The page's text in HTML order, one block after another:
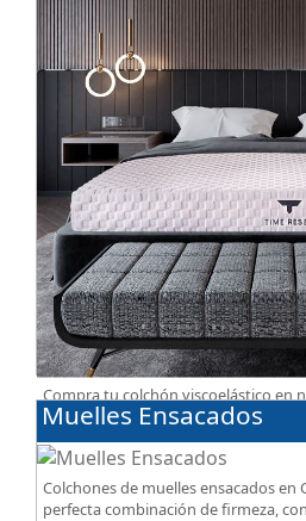
Compra tu colchón viscoelástico en
entrega gratuita. Te asesoramos y
según tus necesidades.
Muelles Ensacados
Colchones de muelles ensacados en
perfecta combinación de firmeza,